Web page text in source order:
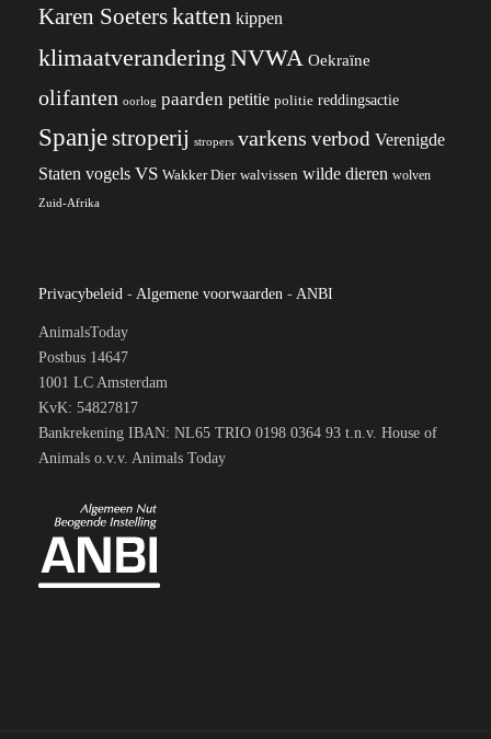
Karen Soeterskatten kippen
klimaatverandering NVWA Oekraïne
olifanten oorlog paarden petitie politie reddingsactie
Spanjestroperij stropers varkens verbod Verenigde
Staten vogels VS Wakker Dier walvissen wilde dieren wolven
Zuid-Afrika
Privacybeleid - Algemene voorwaarden - ANBI
AnimalsToday
Postbus 14647
1001 LC Amsterdam
KvK: 54827817
Bankrekening IBAN: NL65 TRIO 0198 0364 93 t.n.v. House of
Animals o.v.v. Animals Today